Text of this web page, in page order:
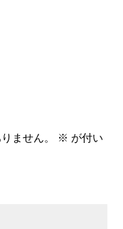
ません。 ※ が付い